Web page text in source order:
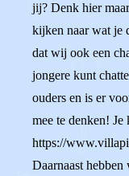
jij? Denk hier
kijken naar wat je
dat wij ook een
jongere kunt
ouders en is er
mee te denken!
https://
Daarnaast